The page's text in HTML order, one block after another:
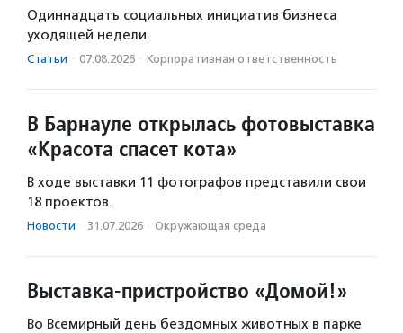
Одиннадцать социальных инициатив бизнеса
уходящей недели.
Статьи · 07.08.2026 · Корпоративная ответственность
В Барнауле открылась фотовыставка
«Красота спасет кота»
В ходе выставки 11 фотографов представили свои
18 проектов.
Новости · 31.07.2026 · Окружающая среда
Выставка-пристройство «Домой!»
Во Всемирный день бездомных животных в парке